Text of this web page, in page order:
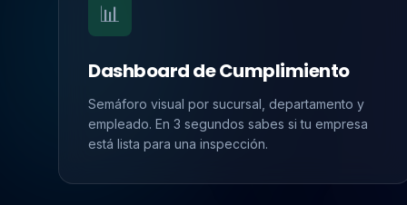
📊
Dashboard de Cumplimiento
Semáforo visual por sucursal, departamento y
empleado. En 3 segundos sabes si tu empresa
está lista para una inspección.